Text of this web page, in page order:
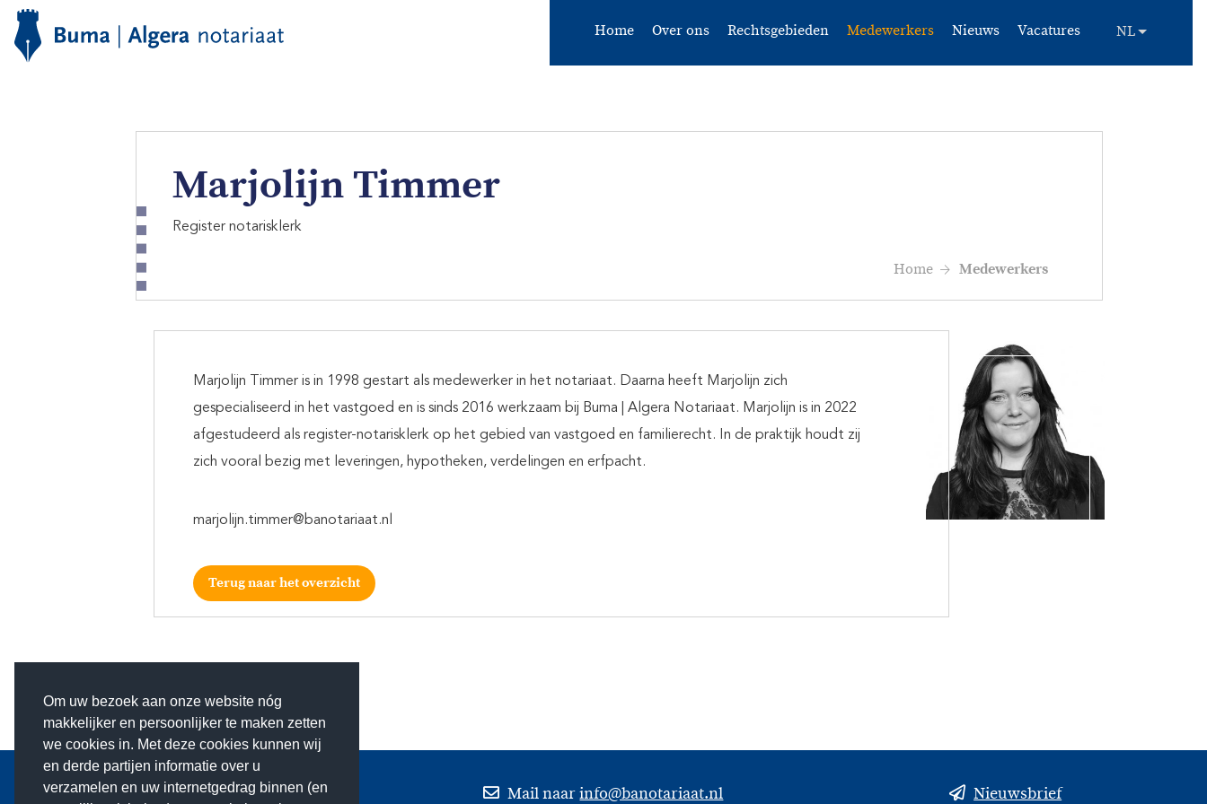
Om uw bezoek aan onze website nóg
makkelijker en persoonlijker te maken zetten
we cookies in. Met deze cookies kunnen wij
en derde partijen informatie over u
verzamelen en uw internetgedrag binnen (en
Home Over ons Rechtsgebieden Medewerkers Nieuws Vacatures
Marjolijn Timmer
Register notarisklerk
Home Medewerkers
Marjolijn Timmer is in 1998 gestart als medewerker in het notariaat. Daarna heeft Marjolijn zich
gespecialiseerd in het vastgoed en is sinds 2016 werkzaam bij Buma | Algera Notariaat. Marjolijn is in 2022
afgestudeerd als register-notarisklerk op het gebied van vastgoed en familierecht. In de praktijk houdt zij
zich vooral bezig met leveringen, hypotheken, verdelingen en erfpacht.
marjolijn.timmer@banotariaat.nl
Terug naar het overzicht
Bel 020-3058922 Mail naarinfo@banotariaat.nl Nieuwsbrief